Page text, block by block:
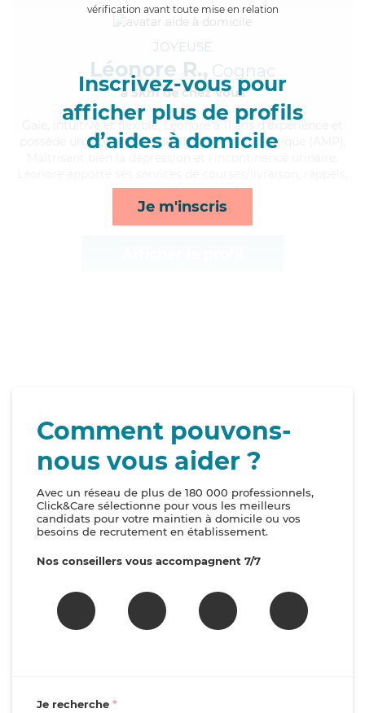
vérification avant toute mise en relation
Inscrivez-vous pour
afficher plus de profils
d’aides à domicile
Je m'inscris
JOYEUSE
Léonore R., Cognac
à 5km de chez Vous
, intuitive et flexible, Léonore a 11 ans d'expérience et
possède un diplôme d'Aide Médico-Psychologique (AMP).
repas et transports*
Comment pouvons-
nous vous aider ?
Avec un réseau de plus de 180 000 professionnels,
Click&Care sélectionne pour vous les meilleurs
candidats pour votre maintien à domicile ou vos
besoins de recrutement en établissement.
Nos conseillers vous accompagnent 7/7
Je recherche